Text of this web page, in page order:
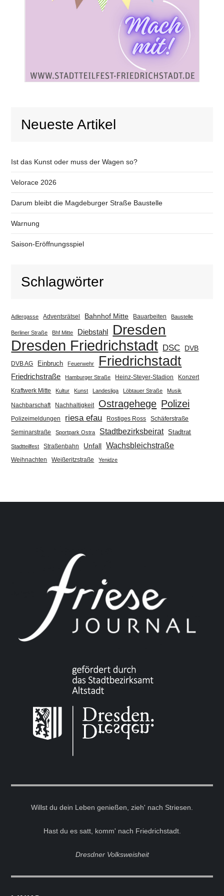
Neueste Artikel
Ist das Kunst oder muss der Wagen so?
Velorace 2026
Darum bleibt die Magdeburger Straße Baustelle
Warnung
Saison-Eröffnungsspiel
Schlagwörter
Adlergasse Adventsrätsel Bahnhof Mitte Bauarbeiten Baustelle
Berliner Straße Bhf Mitte Diebstahl Dresden
Dresden Friedrichstadt DSC DVB
DVB AG Einbruch Feuerwehr Friedrichstadt
Friedrichstraße Hamburger Straße Heinz-Steyer-Stadion
Konzert
Kraftwerk Mitte
Kultur Kunst Landesliga Löbtauer Straße Musik
Nachbarschaft Nachhaltigkeit Ostragehege Polizei
Polizeimeldungen riesa efau Rostiges Ross Schäferstraße
Seminarstraße Sportpark Ostra Stadtbezirksbeirat Stadtrat
Stadtteilfest Straßenbahn Unfall Wachsbleichstraße
Weihnachten Weißeritzstraße Yenidze
Willst du dein Leben genießen, zieh' nach Striesen.
Hast du es satt, komm' nach Friedrichstadt.
Dresdner Volksweisheit